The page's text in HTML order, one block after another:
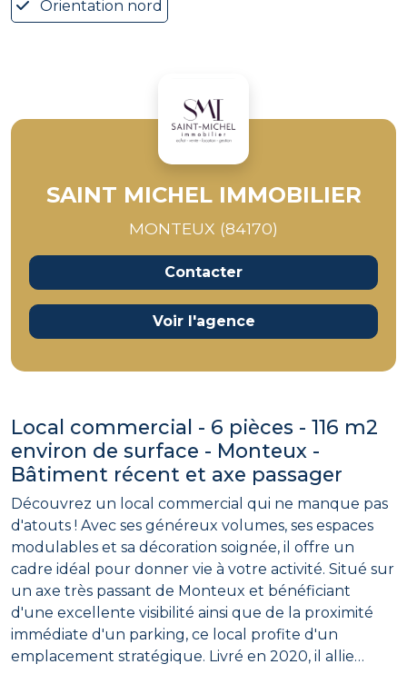
Orientation nord
SAINT MICHEL IMMOBILIER
MONTEUX (84170)
Contacter
Voir l'agence
Local commercial - 6 pièces - 116 m2
environ de surface - Monteux -
Bâtiment récent et axe passager
Découvrez un local commercial qui ne manque pas
d'atouts ! Avec ses généreux volumes, ses espaces
modulables et sa décoration soignée, il offre un
cadre idéal pour donner vie à votre activité. Situé sur
un axe très passant de Monteux et bénéficiant
d'une excellente visibilité ainsi que de la proximité
immédiate d'un parking, ce local profite d'un
emplacement stratégique. Livré en 2020, il allie